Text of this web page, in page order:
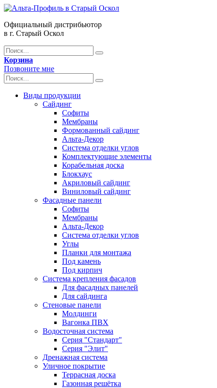
Официальный дистрибьютор
в г. Старый Оскол
Корзина
Позвоните мне
Виды продукции
Сайдинг
Софиты
Мембраны
Формованный сайдинг
Альта-Декор
Система отделки углов
Комплектующие элементы
Корабельная доска
Блокхаус
Акриловый сайдинг
Виниловый сайдинг
Фасадные панели
Софиты
Мембраны
Альта-Декор
Система отделки углов
Углы
Планки для монтажа
Под камень
Под кирпич
Система крепления фасадов
Для фасадных панелей
Для сайдинга
Стеновые панели
Молдинги
Вагонка ПВХ
Водосточная система
Серия "Стандарт"
Серия "Элит"
Дренажная система
Уличное покрытие
Террасная доска
Газонная решётка